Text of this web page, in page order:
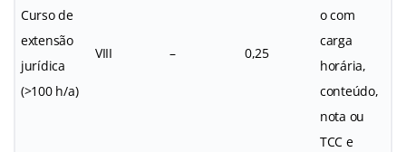
Curso de
extensão
jurídica
(>100 h/a)
VIII – 0,25
o com
carga
horária,
conteúdo,
nota ou
TCC e